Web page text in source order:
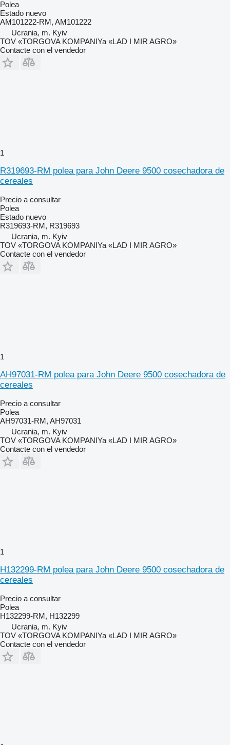
Polea
Estado nuevo
AM101222-RM, AM101222
Ucrania, m. Kyiv
TOV «TORGOVA KOMPANIYa «LAD I MIR AGRO»
Contacte con el vendedor
1
R319693-RM polea para John Deere 9500 cosechadora de
cereales
Precio a consultar
Polea
Estado nuevo
R319693-RM, R319693
Ucrania, m. Kyiv
TOV «TORGOVA KOMPANIYa «LAD I MIR AGRO»
Contacte con el vendedor
1
AH97031-RM polea para John Deere 9500 cosechadora de
cereales
Precio a consultar
Polea
AH97031-RM, AH97031
Ucrania, m. Kyiv
TOV «TORGOVA KOMPANIYa «LAD I MIR AGRO»
Contacte con el vendedor
1
H132299-RM polea para John Deere 9500 cosechadora de
cereales
Precio a consultar
Polea
H132299-RM, H132299
Ucrania, m. Kyiv
TOV «TORGOVA KOMPANIYa «LAD I MIR AGRO»
Contacte con el vendedor